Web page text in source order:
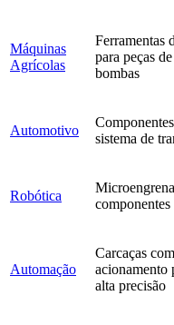
Máquinas
Agrícolas
Ferramentas
para peças
bombas
Automotivo
sistema de
Robótica
Automação
Carcaças
acionamento
alta precisão